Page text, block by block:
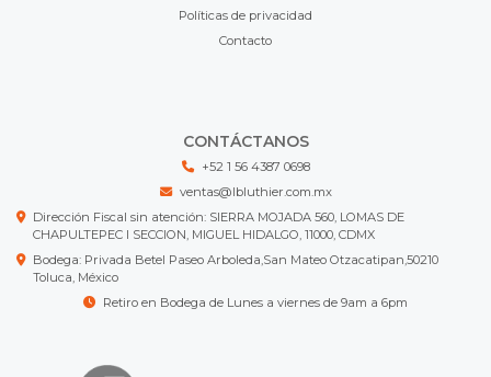
Políticas de privacidad
Contacto
CONTÁCTANOS
+52 1 56 4387 0698
ventas@lbluthier.com.mx
Dirección Fiscal sin atención: SIERRA MOJADA 560, LOMAS DE
CHAPULTEPEC I SECCION, MIGUEL HIDALGO, 11000, CDMX
Bodega: Privada Betel Paseo Arboleda,San Mateo Otzacatipan,50210
Toluca, México
Retiro en Bodega de Lunes a viernes de 9am a 6pm